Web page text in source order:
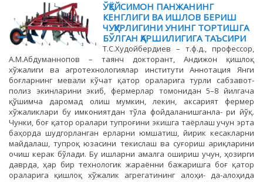
ЎҚЁЙСИМОН ПАНЖАНИНГ
КЕНГЛИГИ ВА ИШЛОВ БЕРИШ
ЧУҚУРЛИГИНИ УНИНГ ТОРТИШГА
БЎЛГАН ҚАРШИЛИГИГА ТАЪСИРИ
Т.С.Худойбердиев – т.ф.д., профессор,
А.М.Абдуманнопов – таянч докторант, Андижон қишлоқ
хўжалиги ва агротехнологиялар институти Аннотация Янги
боғларнинг мевали кўчат қатор ораларига турли сабзавот-
полиз экинларини экиб, фермерлар томонидан 5–8 йилгача
қўшимча даромад олиш мумкин, лекин, аксарият фермер
хўжаликлари бу имкониятдан тўла фойдаланишганла- ри йўқ.
Чунки, боғ қатор оралари тупроғини экишга таёрлаш учун эрта
баҳорда шудгорланган ерларни юмшатиш, йирик кесакларни
майдалаш, тупроқ юзасини текислаш ва суғориш ариқларини
очиш керак бўлади. Бу ишларни амалга ошириш учун, ҳозирги
даврда, ҳар бир технологик жараённи бажаришга боғ қатор
ораларига қишлоқ хўжалик агрегатининг алоҳи- да-алоҳида